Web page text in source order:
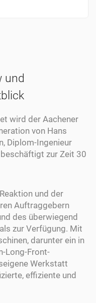
und
wird der Aachener
von Hans
Diplom-Ingenieur
zur Zeit 30
und der
Auftraggebern
des überwiegend
zur Verfügung. Mit
darunter ein in
Long-Front-
Werkstatt
effiziente und